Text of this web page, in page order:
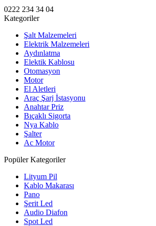
0222 234 34 04
Kategoriler
Şalt Malzemeleri
Elektrik Malzemeleri
Aydınlatma
Elektik Kablosu
Otomasyon
Motor
El Aletleri
Araç Şarj İstasyonu
Anahtar Priz
Bıçaklı Sigorta
Nya Kablo
Şalter
Ac Motor
Popüler Kategoriler
Lityum Pil
Kablo Makarası
Pano
Şerit Led
Audio Diafon
Spot Led